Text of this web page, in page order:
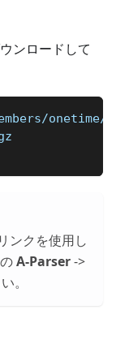
ンロードして
ンクを使用し
のA-Parser->
。